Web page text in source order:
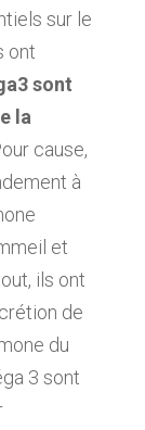
sur le
ont
sont
la
cause,
à
et
ils ont
de
du
3 sont